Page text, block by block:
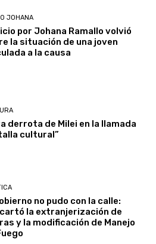
JOHANA
por Johana Ramallo volvió
la situación de una joven
a la causa
derrota de Milei en la llamada
cultural”
no pudo con la calle:
la extranjerización de
y la modificación de Manejo